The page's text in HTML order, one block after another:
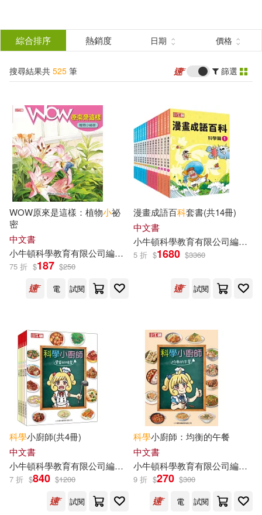
結
選
分類 (單選)
所有商品(525) 圖書(86)
電子書(262) 有聲書(177)
展開
作者 (可複選)
小牛頓科學教育有限公司編輯團隊
出版社 (可複選)
配送方式 (可複選)
可超商取貨(86)
可海外宅配(86)
可港澳店取(85)
可新加坡店取(85)
綜合排序 熱銷度 日期 價格
搜尋結果共 525 筆 篩選
WOW原來是這樣：植物小祕
密
中文書
小牛頓科學教育有限公司編輯 團隊 藍色夢境動漫工作室
75 折 $187 $250
電
試閱
漫畫成語百科套書(共14冊)
中文書
小牛頓科學教育有限公司編輯
5 折 $1680 $3360
試閱
科學小廚師(共4冊)
中文書
小牛頓科學教育有限公司編輯 團隊 碳十四圖像設計 閃揚容
7 折 $840 $1200
試閱
科學小廚師：均衡的午餐
中文書
小牛頓科學教育有限公司編輯
9 折 $270 $300
電
試閱